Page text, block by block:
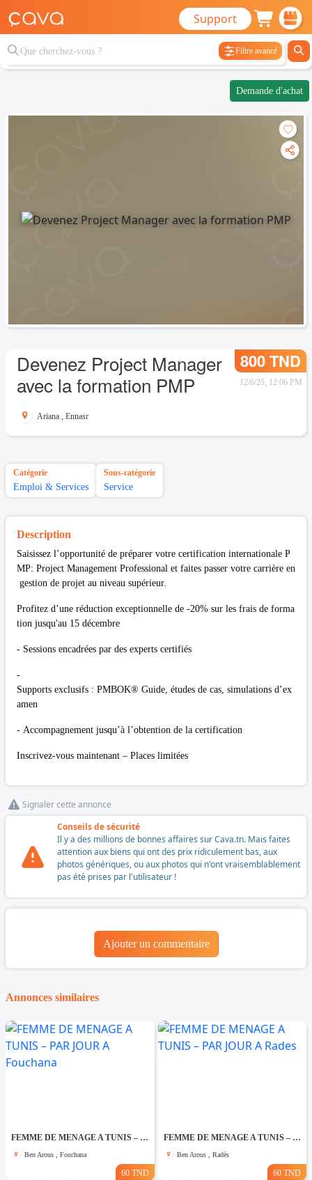
Support
Filtre avancé
Demande d'achat
Devenez Project Manager
avec la formation PMP
800 TND
12/6/25, 12:06 PM
Ariana , Ennasr
Catégorie
Emploi & Services
Sous-catégorie
Service
Description
Saisissez l’opportunité de préparer votre certification internationale P
MP: Project Management Professional et faites passer votre carrière en
gestion de projet au niveau supérieur.
Profitez d’une réduction exceptionnelle de -20% sur les frais de forma
tion jusqu'au 15 décembre
- Sessions encadrées par des experts certifiés
-
Supports exclusifs : PMBOK® Guide, études de cas, simulations d’ex
amen
- Accompagnement jusqu’à l’obtention de la certification
Inscrivez-vous maintenant – Places limitées
Signaler cette annonce
Conseils de sécurité
Il y a des millions de bonnes affaires sur Cava.tn. Mais faites
attention aux biens qui ont des prix ridiculement bas, aux
photos génériques, ou aux photos qui n'ont vraisemblablement
pas été prises par l'utilisateur !
Ajouter un commentaire
Annonces similaires
FEMME DE MENAGE A TUNIS – PAR JOUR A Fouchana
Ben Arous , Fouchana
60 TND
FEMME DE MENAGE A TUNIS – PAR JOUR A Rades
Ben Arous , Radès
60 TND